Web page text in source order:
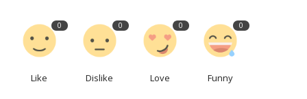
0
Like
0
Dislike
0
Love
0
Funny